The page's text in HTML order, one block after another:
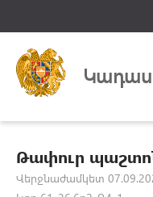
Թափուր
Վերջնաժամկետ
Մուտք